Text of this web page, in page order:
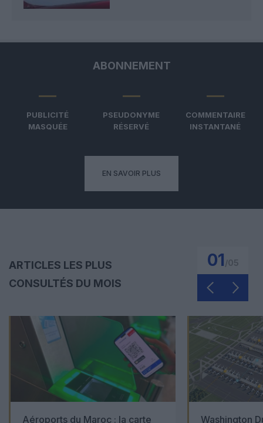
ABONNEMENT
PUBLICITÉ
MASQUÉE
PSEUDONYME
RÉSERVÉ
COMMENTAIRE
INSTANTANÉ
EN SAVOIR PLUS
ARTICLES LES PLUS
CONSULTÉS DU MOIS
01
Aéroports du Maroc : la carte
Washington